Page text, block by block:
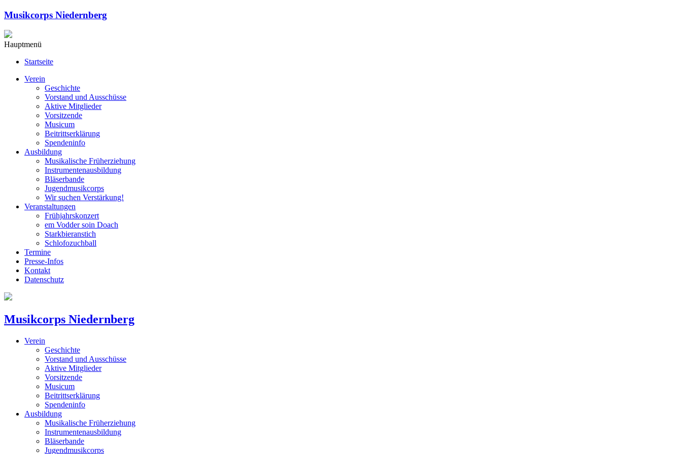
Musikcorps Niedernberg
Hauptmenü
Startseite
Verein
Geschichte
Vorstand und Ausschüsse
Aktive Mitglieder
Vorsitzende
Musicum
Beitrittserklärung
Spendeninfo
Ausbildung
Musikalische Früherziehung
Instrumentenausbildung
Bläserbande
Jugendmusikcorps
Wir suchen Verstärkung!
Veranstaltungen
Frühjahrskonzert
em Vodder soin Doach
Starkbieranstich
Schlofozuchball
Termine
Presse-Infos
Kontakt
Datenschutz
Musikcorps Niedernberg
Verein
Geschichte
Vorstand und Ausschüsse
Aktive Mitglieder
Vorsitzende
Musicum
Beitrittserklärung
Spendeninfo
Ausbildung
Musikalische Früherziehung
Instrumentenausbildung
Bläserbande
Jugendmusikcorps